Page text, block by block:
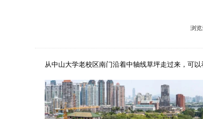
浏
从中山大学老校区南门沿着中轴线草坪走过来，可